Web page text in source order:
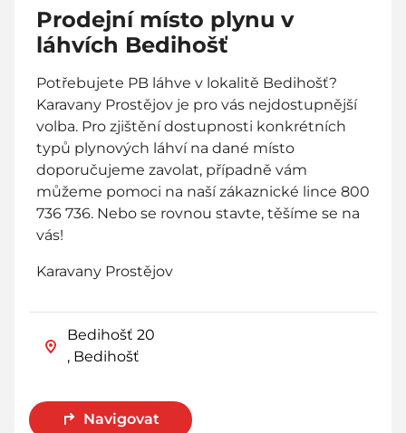
Prodejní místo plynu v
láhvích Bedihošť
Potřebujete PB láhve v lokalitě Bedihošť?
Karavany Prostějov je pro vás nejdostupnější
volba. Pro zjištění dostupnosti konkrétních
typů plynových láhví na dané místo
doporučujeme zavolat, případně vám
můžeme pomoci na naší zákaznické lince 800
736 736. Nebo se rovnou stavte, těšíme se na
vás!
Karavany Prostějov
Bedihošť 20
, Bedihošť
Navigovat